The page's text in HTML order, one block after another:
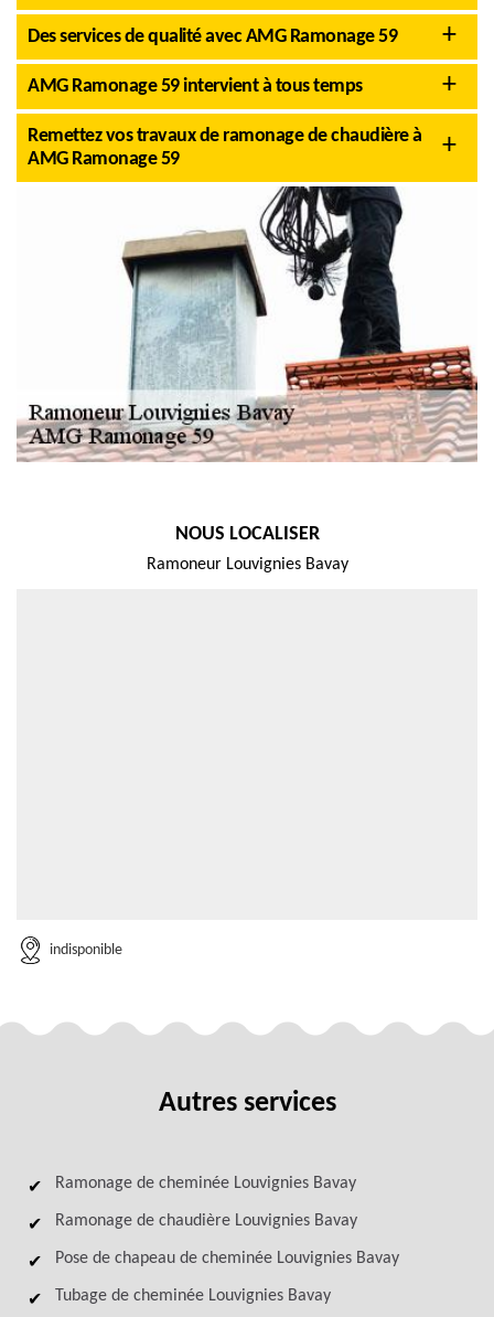
Des services de qualité avec AMG Ramonage 59
AMG Ramonage 59 intervient à tous temps
Remettez vos travaux de ramonage de chaudière à
AMG Ramonage 59
NOUS LOCALISER
Ramoneur Louvignies Bavay
indisponible
Autres services
Ramonage de cheminée Louvignies Bavay
Ramonage de chaudière Louvignies Bavay
Pose de chapeau de cheminée Louvignies Bavay
Tubage de cheminée Louvignies Bavay